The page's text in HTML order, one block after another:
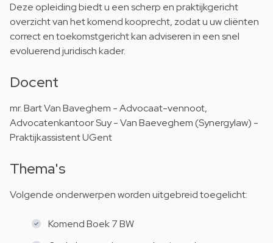
Deze opleiding biedt u een scherp en praktijkgericht
overzicht van het komend kooprecht, zodat u uw cliënten
correct en toekomstgericht kan adviseren in een snel
evoluerend juridisch kader.
Docent
mr. Bart Van Baveghem - Advocaat-vennoot,
Advocatenkantoor Suy - Van Baeveghem (Synergylaw) -
Praktijkassistent UGent
Thema's
Volgende onderwerpen worden uitgebreid toegelicht:
Komend Boek 7 BW